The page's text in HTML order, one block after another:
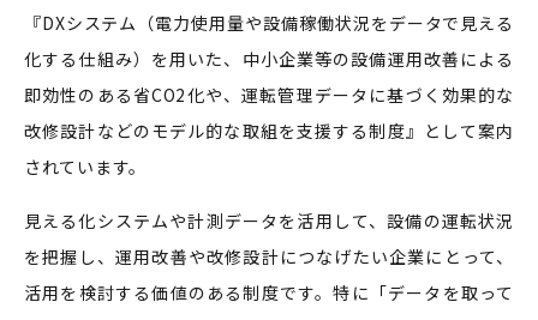
『DXシステム（電力使用量や設備稼働状況をデータで見える
化する仕組み）を用いた、中小企業等の設備運用改善による
即効性のある省CO2化や、運転管理データに基づく効果的な
改修設計などのモデル的な取組を支援する制度』として案内
されています。
見える化システムや計測データを活用して、設備の運転状況
を把握し、運用改善や改修設計につなげたい企業にとって、
活用を検討する価値のある制度です。特に「データを取って